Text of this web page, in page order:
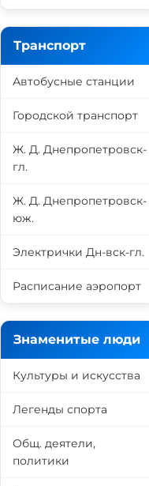
Транспорт
Автобусные станции
Городской транспорт
Ж. Д. Днепропетровск-
гл.
Ж. Д. Днепропетровск-
юж.
Электрички Дн-вск-гл.
Расписание аэропорт
Знаменитые люди
Культуры и искусства
Легенды спорта
Общ. деятели,
политики